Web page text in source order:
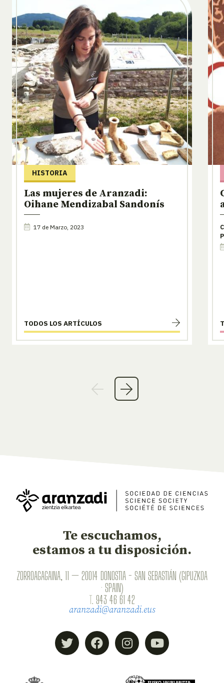
HISTORIA
Las mujeres de Aranzadi:
Oihane Mendizabal Sandonís
17 de Marzo, 2023
TODOS LOS ARTÍCULOS
Te escuchamos,
estamos a tu disposición.
ZORROAGAGAINA, 11 — 20014 DONOSTIA - SAN SEBASTIÁN (GIPUZKOA
· SPAIN)
T. 943 46 61 42
aranzadi@aranzadi.eus